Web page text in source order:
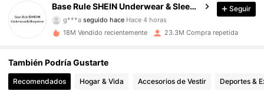
Base Rule SHEIN Underwear & Sleepwear
g***aseguido haceHace 4 horas
k***8 está navegando
4,87
1.1M Seguidores
4,87 1.1M Seguidores
Seguir
18M Vendido recientemente 23.3M Compra repetida
También Podría Gustarte
Recomendados Hogar & Vida Accesorios de Vestir Deportes &